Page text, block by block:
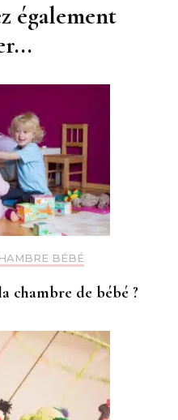
également
BÉBÉ
chambre de bébé ?